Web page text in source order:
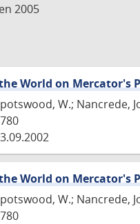
2005
World on Mercator's
W.; Nancrede,
World on Mercator's
W.; Nancrede,